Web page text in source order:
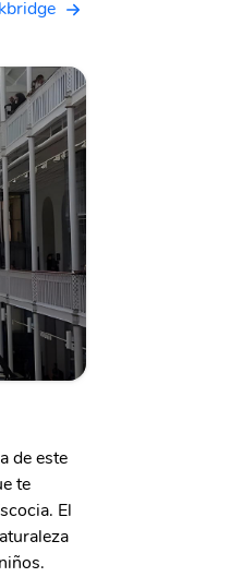
de este
te
El